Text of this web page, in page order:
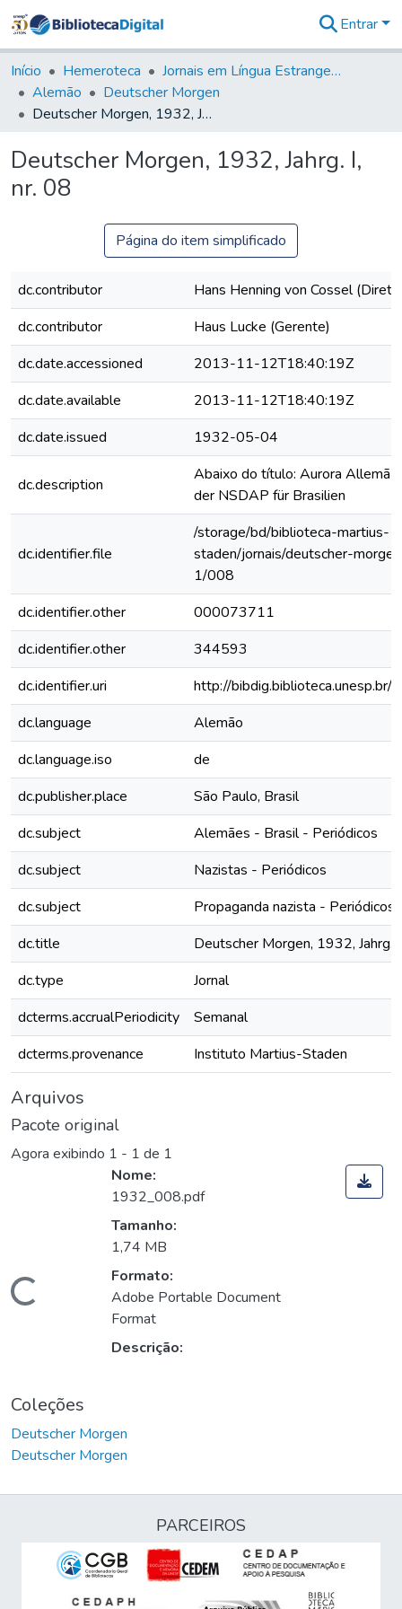
&
Coleções
Tudo na
Biblioteca
Estatísticas
Entrar
Início Hemeroteca
Jornais em Língua Estrangeira
Alemão
Deutscher Morgen
Deutscher Morgen, 1932, Jahrg. I, nr. 08
Deutscher Morgen, 1932, Jahrg. I,
nr. 08
Página do item simplificado
dc.contributor
Hans Henning von Cossel
dc.contributor
Haus Lucke (Gerente)
dc.date.accessioned
2013-11-12T18:40:19Z
dc.date.available
2013-11-12T18:40:19Z
dc.date.issued
1932-05-04
dc.description
Abaixo do título: Aurora Allemã
der NSDAP für Brasilien
dc.identifier.file
/storage/bd/biblioteca-martius-
staden/jornais/deutscher-
1/008
dc.identifier.other
000073711
dc.identifier.other
344593
dc.identifier.uri
http://
dc.language
Alemão
dc.language.iso
de
dc.publisher.place
São Paulo, Brasil
dc.subject
Alemães - Brasil - Periódicos
dc.subject
Nazistas - Periódicos
dc.subject
Propaganda nazista - Periódicos
dc.title
Deutscher Morgen, 1932, Jahrg.
dc.type
Jornal
dcterms.accrualPeriodicity
Semanal
dcterms.provenance
Instituto Martius-Staden
Arquivos
Pacote original
Agora exibindo 1 - 1 de 1
Carregando...
Nome:
1932_008.pdf
Tamanho:
1,74 MB
Formato:
Adobe Portable Document
Format
Descrição:
Coleções
Deutscher Morgen
Deutscher Morgen
PARCEIROS